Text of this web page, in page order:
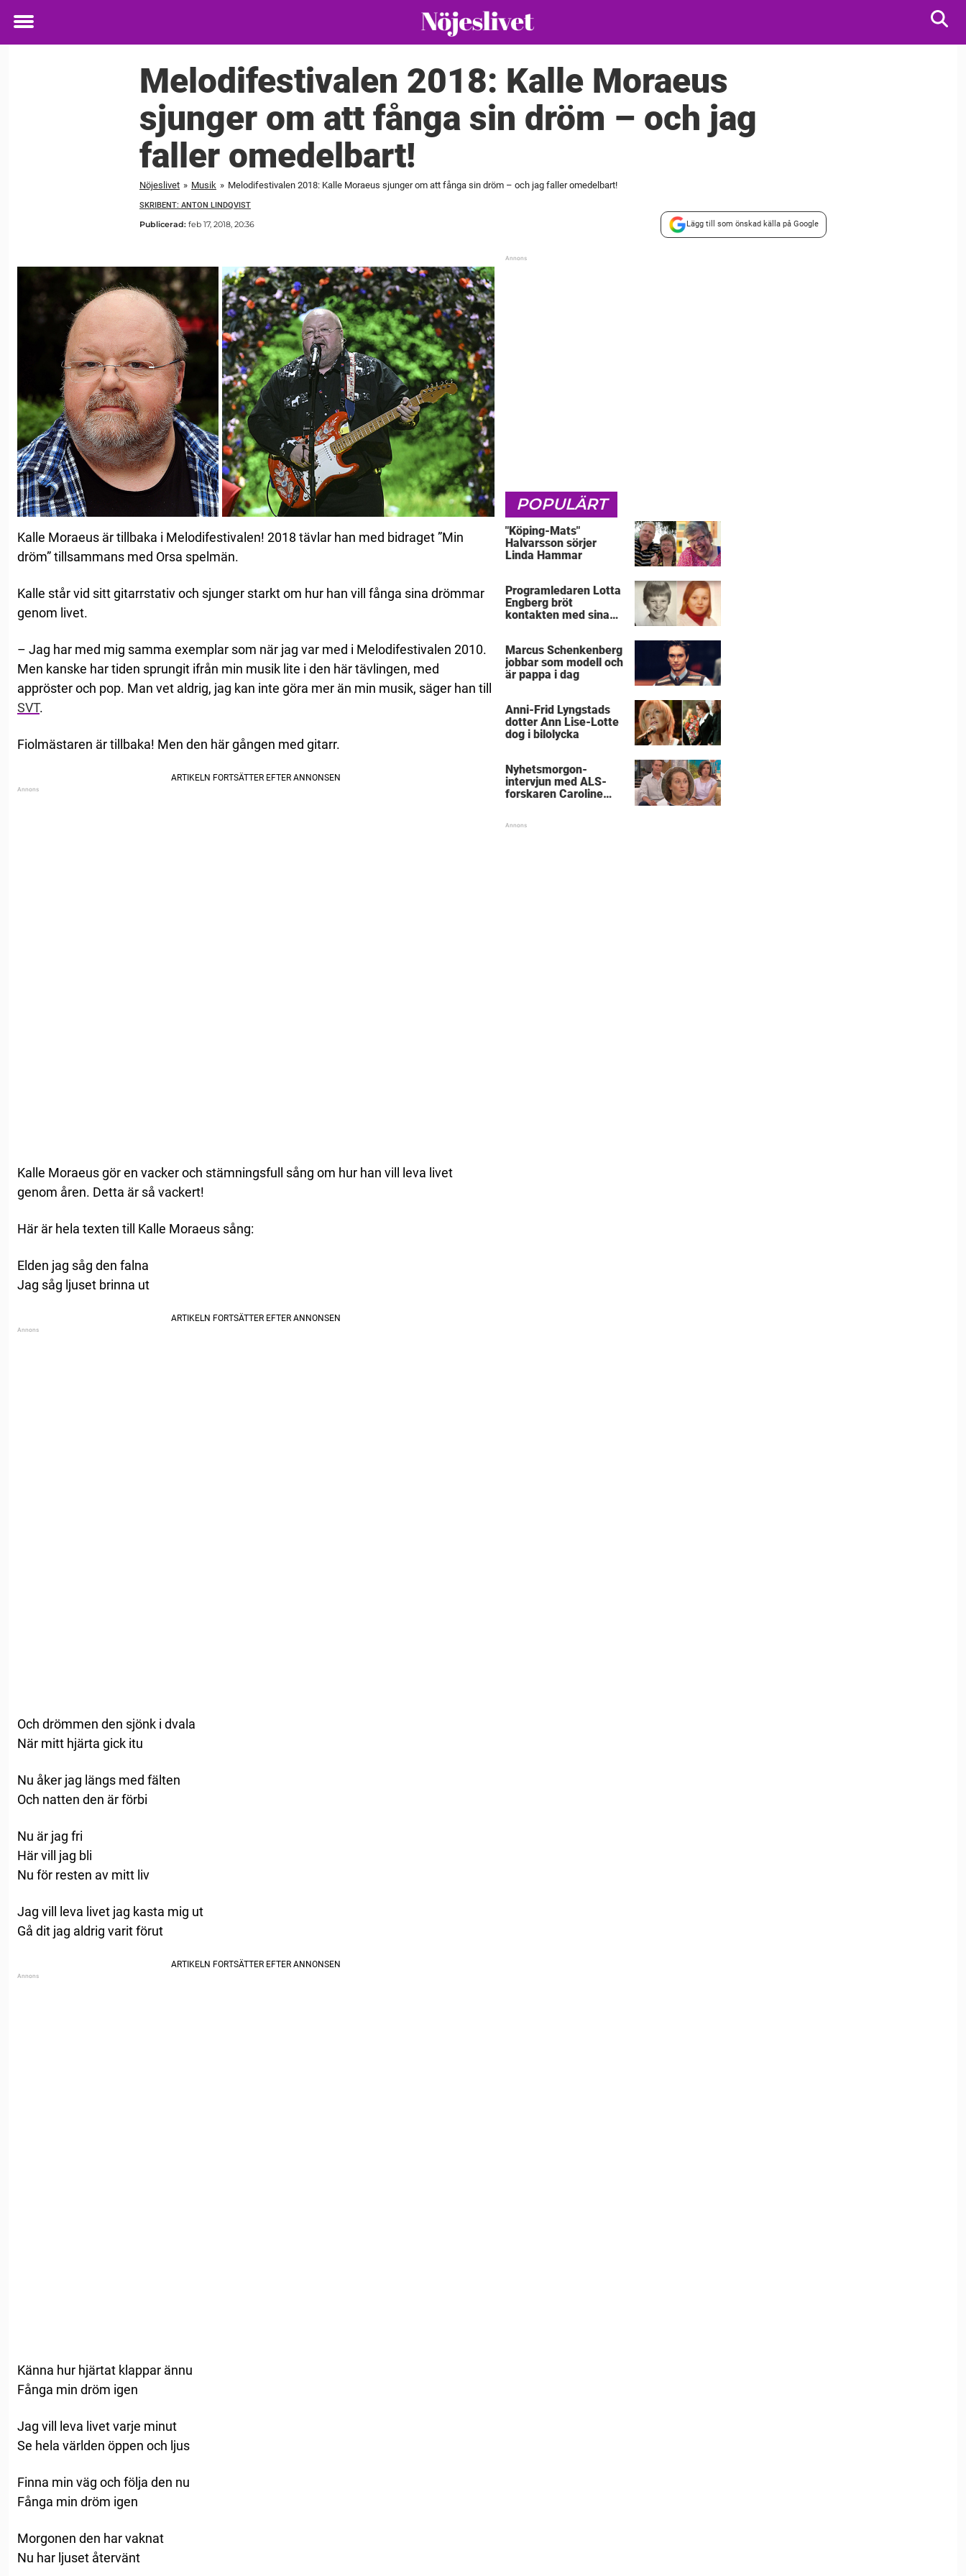
Toggle
Melodifestivalen 2018: Kalle Moraeus
sjunger om att fånga sin dröm – och jag
faller omedelbart!
Nöjeslivet » Musik » Melodifestivalen 2018: Kalle Moraeus sjunger om att fånga sin dröm – och jag faller omedelbart!
SKRIBENT: ANTON LINDQVIST
Publicerad: feb 17, 2018, 20:36 Lägg till som önskad källa på Google
Kalle Moraeus är tillbaka i Melodifestivalen! 2018 tävlar han med bidraget ”Min
dröm” tillsammans med Orsa spelmän.
Kalle står vid sitt gitarrstativ och sjunger starkt om hur han vill fånga sina drömmar
genom livet.
– Jag har med mig samma exemplar som när jag var med i Melodifestivalen 2010.
Men kanske har tiden sprungit ifrån min musik lite i den här tävlingen, med
appröster och pop. Man vet aldrig, jag kan inte göra mer än min musik, säger han till
SVT.
Fiolmästaren är tillbaka! Men den här gången med gitarr.
Kalle Moraeus gör en vacker och stämningsfull sång om hur han vill leva livet
genom åren. Detta är så vackert!
Här är hela texten till Kalle Moraeus sång:
Elden jag såg den falna
Jag såg ljuset brinna ut
Och drömmen den sjönk i dvala
När mitt hjärta gick itu
Nu åker jag längs med fälten
Och natten den är förbi
Nu är jag fri
Här vill jag bli
Nu för resten av mitt liv
Jag vill leva livet jag kasta mig ut
Gå dit jag aldrig varit förut
Känna hur hjärtat klappar ännu
Fånga min dröm igen
Jag vill leva livet varje minut
Se hela världen öppen och ljus
Finna min väg och följa den nu
Fånga min dröm igen
Morgonen den har vaknat
Nu har ljuset återvänt
POPULÄRT
"Köping-Mats"
Halvarsson sörjer
Linda Hammar
Programledaren Lotta
Engberg bröt
kontakten med sina
Marcus Schenkenberg
jobbar som modell och
är pappa i dag
Anni-Frid Lyngstads
dotter Ann Lise-Lotte
dog i bilolycka
Nyhetsmorgon-
intervjun med ALS-
forskaren Caroline